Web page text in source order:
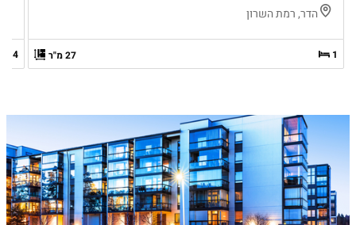
הדר, רמת השרון
1 27 מ"ר 4